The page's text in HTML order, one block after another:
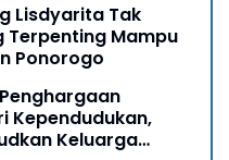
Lisdyarita Tak
Terpenting Mampu
Ponorogo
Kependudukan,
Keluarga